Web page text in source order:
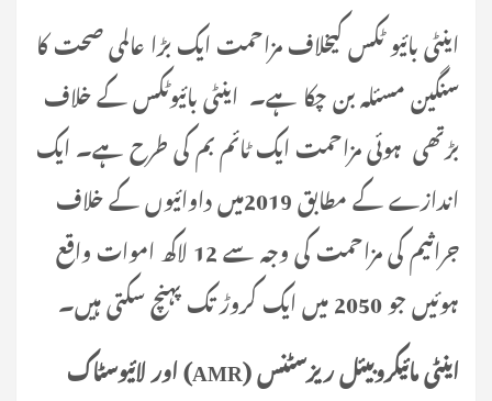
اینٹی بائیو ٹکس کیخلاف مزاحمت ایک بڑا عالمی صحت کا
سنگین مسئلہ بن چکا ہے۔ اینٹی بائیوٹکس کے خلاف
بڑتھی ہوئی مزاحمت ایک ٹائم بم کی طرح ہے۔ ایک
اندازے کے مطابق 2019میں داوائیوں کے خلاف
جراثیم کی مزاحمت کی وجہ سے 12 لاکھ اموات واقع
ہوئیں جو 2050 میں ایک کروڑ تک پہنچ سکتی ہیں۔
اینٹی مائیکروبیئل ریزسٹنس(AMR)
اور لائیوسٹاک